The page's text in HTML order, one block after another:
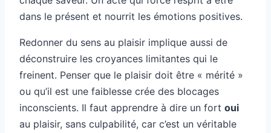
dans le présent et nourrit les émotions positives.
Redonner du sens au plaisir implique aussi de
déconstruire les croyances limitantes qui le
freinent. Penser que le plaisir doit être « mérité »
ou qu’il est une faiblesse crée des blocages
inconscients. Il faut apprendre à dire un fort oui
au plaisir, sans culpabilité, car c’est un véritable